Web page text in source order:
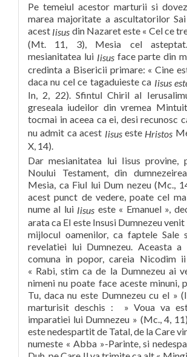
Pe temeiul acestor marturii si
marea majoritate a ascultatorilor
acest Iisus din Nazaret este « Cel ce
(Mt. 11, 3), Mesia cel
mesianitatea lui Iisus face parte din
credinta a Bisericii primare: « Cine
daca nu cel ce tagaduieste ca Iisus
In, 2, 22). Sfintul Chiril al
greseala iudeilor din vremea
tocmai in aceea ca ei, desi recunosc
nu admit ca acest Iisus este Hristos
X, 14).
Dar mesianitatea lui Iisus provine,
Noului Testament, din
Mesia, ca Fiul lui Dum nezeu (Mc.,
acest punct de vedere, poate cel
nume al lui Iisus este « Emanuel »,
arata ca El este Insusi Dumnezeu
mijlocul oamenilor, ca faptele Sale
revelatiei lui Dumnezeu. Aceasta
comuna in popor, careia Nicodim
« Rabi, stim ca de la Dumnezeu ai
nimeni nu poate face aceste minuni,
Tu, daca nu este Dumnezeu cu el »
marturisit deschis : » Voua va
imparatiei lui Dumnezeu » (Mc., 4,
este nedespartit de Tatal, de la Care
numeste « Abba »-Parinte, si